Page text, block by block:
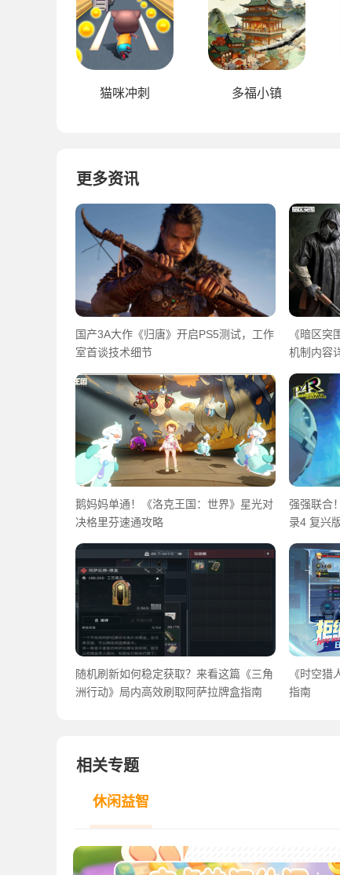
猫咪冲刺 多福小镇
更多资讯
国产3A大作《归唐》开启PS5测试，工作
室首谈技术细节
《暗区突
机制内容
鹅妈妈单通！《洛克王国：世界》星光对
决格里芬速通攻略
强强联合
录4 复兴
随机刷新如何稳定获取？来看这篇《三角
洲行动》局内高效刷取阿萨拉牌盒指南
《时空
指南
相关专题
休闲益智